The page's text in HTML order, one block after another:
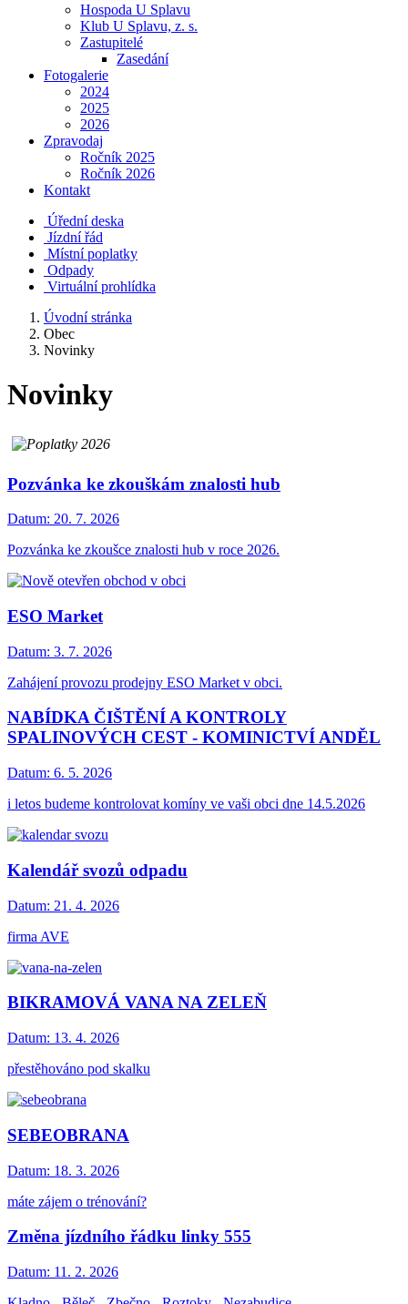
Hospoda U Splavu
Klub U Splavu, z. s.
Zastupitelé
Zasedání
Fotogalerie
2024
2025
2026
Zpravodaj
Ročník 2025
Ročník 2026
Kontakt
Úřední deska
Jízdní řád
Místní poplatky
Odpady
Virtuální prohlídka
Úvodní stránka
Obec
Novinky
Novinky
Pozvánka ke zkouškám znalosti hub
Datum: 20. 7. 2026
Pozvánka ke zkoušce znalosti hub v roce 2026.
ESO Market
Datum: 3. 7. 2026
Zahájení provozu prodejny ESO Market v obci.
NABÍDKA ČIŠTĚNÍ A KONTROLY
SPALINOVÝCH CEST - KOMINICTVÍ ANDĚL
Datum: 6. 5. 2026
i letos budeme kontrolovat komíny ve vaši obci dne 14.5.2026
Kalendář svozů odpadu
Datum: 21. 4. 2026
firma AVE
BIKRAMOVÁ VANA NA ZELEŇ
Datum: 13. 4. 2026
přestěhováno pod skalku
SEBEOBRANA
Datum: 18. 3. 2026
máte zájem o trénování?
Změna jízdního řádku linky 555
Datum: 11. 2. 2026